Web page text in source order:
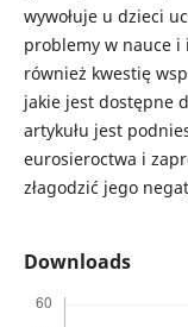
wywołuje u dzieci
problemy w nauce i
również kwestię
jakie jest dostępne
artykułu jest
eurosieroctwa i
złagodzić jego
Downloads